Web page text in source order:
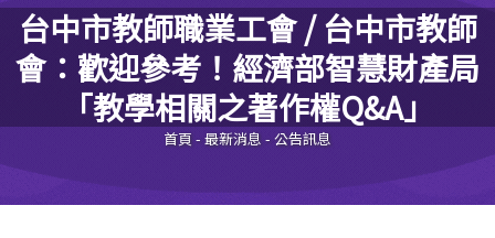
Open submenu (本會簡介)
本會簡介
Open submenu (法規辦法)
法規辦法
Open
現任幹部
活動花絮
台中市教師職業工會 / 台中市教師
會：歡迎參考！經濟部智慧財產局
「教學相關之著作權Q&A」
您在這裡
首頁- 最新消息 - 公告訊息